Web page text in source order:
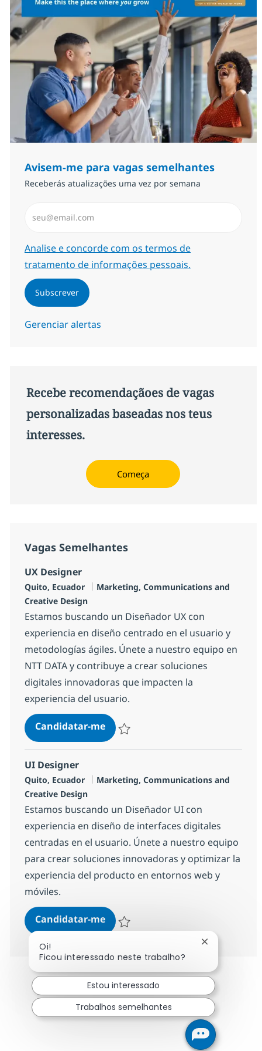
Avisem-me para vagas semelhantes
Receberás atualizações uma vez por semana
Required
Analise e concorde com os termos de
tratamento de informações pessoais.
Subscrever
Gerenciar alertas
Recebe recomendaçãoes de vagas
personalizadas baseadas nos teus
interesses.
Começa
Vagas Semelhantes
UX Designer
Localização
Quito, Ecuador Categoria
Marketing, Communications and
Creative Design
Estamos buscando un Diseñador UX con
experiencia en diseño centrado en el usuario y
metodologías ágiles. Únete a nuestro equipo en
NTT DATA y contribuye a crear soluciones
digitales innovadoras que impacten la
experiencia del usuario.
Candidatar-meUX Designer
UI Designer
Localização
Quito, Ecuador Categoria
Marketing, Communications and
Creative Design
Estamos buscando un Diseñador UI con
experiencia en diseño de interfaces digitales
centradas en el usuario. Únete a nuestro equipo
para crear soluciones innovadoras y optimizar la
experiencia del producto en entornos web y
móviles.
Candidatar-meUI Designer
Guardar UI Designer 153d76941fa8850
Oi!
Ficou interessado neste trabalho?
Fechar
Estou interessado
Trabalhos semelhantes